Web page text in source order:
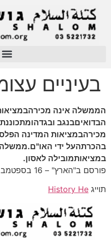
בעיניים
הממשלה אינה
הבדואיםבנגב
מכירהבמציאות המדינה
בהכרתהעל ידי
במציאותמובילה לאסון.
פורסם ב"הארץ" – 16 בספטמבר, 2011
תוייג History He